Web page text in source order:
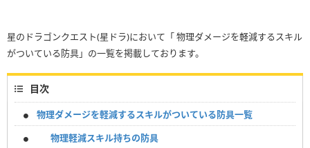
星のドラゴンクエスト(星ドラ)において「 物理ダメージを軽減するスキル
がついている防具」の一覧を掲載しております。
目次
物理ダメージを軽減するスキルがついている防具一覧
物理軽減スキル持ちの防具